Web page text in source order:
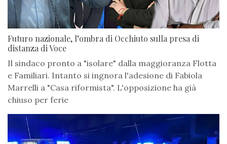
Futuro nazionale, l’ombra di Occhiuto sulla presa di
distanza di Voce
Il sindaco pronto a "isolare" dalla maggioranza Flotta
e Familiari. Intanto si ingnora l'adesione di Fabiola
Marrelli a "Casa riformista". L'opposizione ha già
chiuso per ferie